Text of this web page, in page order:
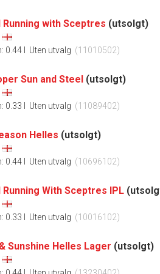
with Sceptres (utsolgt)
0.44 l Uten utvalg (11010502)
Sun and Steel (utsolgt)
0.33 l Uten utvalg (11089402)
Helles (utsolgt)
0.44 l Uten utvalg (10696102)
With Sceptres IPL
0.33 l Uten utvalg (10016102)
Sunshine Helles Lager (utsolgt)